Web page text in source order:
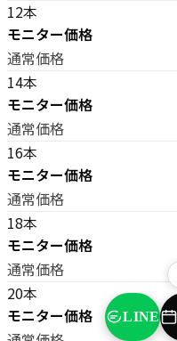
12本
モニター価格
通常価格
14本
モニター価格
通常価格
16本
モニター価格
通常価格
18本
モニター価格
通常価格
20本
モニター価格 LINE